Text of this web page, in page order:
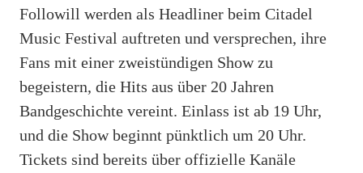
Followill werden als Headliner beim Citadel
Music Festival auftreten und versprechen, ihre
Fans mit einer zweistündigen Show zu
begeistern, die Hits aus über 20 Jahren
Bandgeschichte vereint. Einlass ist ab 19 Uhr,
und die Show beginnt pünktlich um 20 Uhr.
Tickets sind bereits über offizielle Kanäle